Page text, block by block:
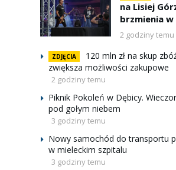
na Lisiej
brzmienia w
2 godziny temu
ZDJĘCIA
120 mln zł na skup
zwiększa możliwości zakupowe
2 godziny temu
Piknik Pokoleń w Dębicy.
pod gołym niebem
3 godziny temu
Nowy samochód do transportu
w mieleckim szpitalu
3 godziny temu